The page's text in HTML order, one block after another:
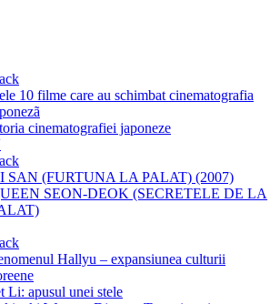
10 filme care au schimbat cinematografia
cinematografiei japoneze
SAN (FURTUNA LA PALAT) (2007)
SEON-DEOK (SECRETELE DE LA
Hallyu – expansiunea culturii
Li: apusul unei stele